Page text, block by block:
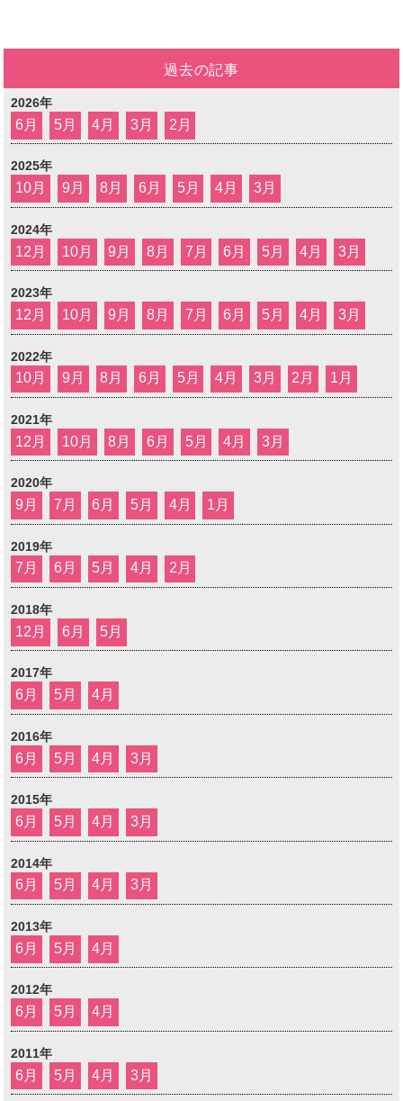
過去の記事
2026年
6月 5月 4月 3月 2月
2025年
10月 9月 8月 6月 5月 4月 3月
2024年
12月 10月 9月 8月 7月 6月 5月 4月 3月
2023年
12月 10月 9月 8月 7月 6月 5月 4月 3月
2022年
10月 9月 8月 6月 5月 4月 3月 2月 1月
2021年
12月 10月 8月 6月 5月 4月 3月
2020年
9月 7月 6月 5月 4月 1月
2019年
7月 6月 5月 4月 2月
2018年
12月 6月 5月
2017年
6月 5月 4月
2016年
6月 5月 4月 3月
2015年
6月 5月 4月 3月
2014年
6月 5月 4月 3月
2013年
6月 5月 4月
2012年
6月 5月 4月
2011年
6月 5月 4月 3月